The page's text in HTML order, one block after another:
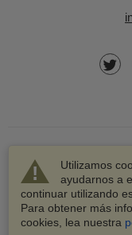
Utilizamos
ayudarnos a
continuar utilizando
Para obtener más
cookies, lea nuestra
© 2003-2026
VisaHQ y el